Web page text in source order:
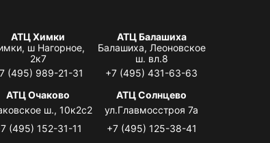
АТЦ Химки
ш Нагорное,
2к7
(495) 989-21-31
АТЦ Балашиха
Балашиха, Леоновское
ш. вл.8
+7 (495) 431-63-63
АТЦ Очаково
ш., 10к2с2
(495) 152-31-11
АТЦ Солнцево
ул.Главмосстроя 7а
+7 (495) 125-38-41